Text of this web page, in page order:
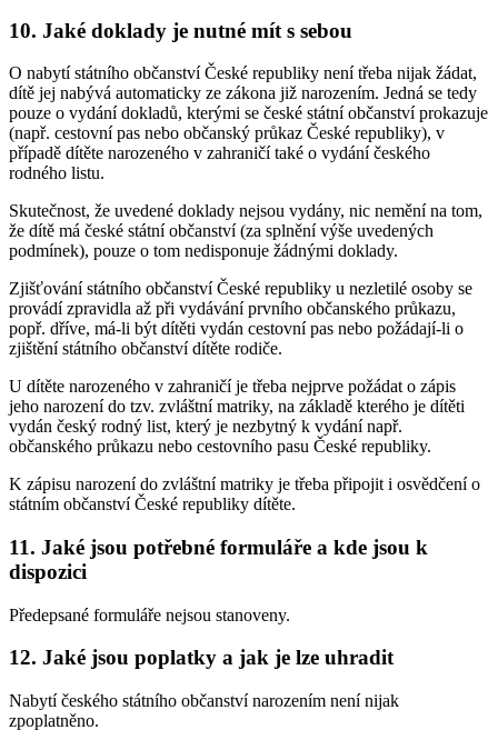
10. Jaké doklady je nutné mít s sebou
O nabytí státního občanství České republiky není třeba nijak žádat,
dítě jej nabývá automaticky ze zákona již narozením. Jedná se tedy
pouze o vydání dokladů, kterými se české státní občanství prokazuje
(např. cestovní pas nebo občanský průkaz České republiky), v
případě dítěte narozeného v zahraničí také o vydání českého
rodného listu.
Skutečnost, že uvedené doklady nejsou vydány, nic nemění na tom,
že dítě má české státní občanství (za splnění výše uvedených
podmínek), pouze o tom nedisponuje žádnými doklady.
Zjišťování státního občanství České republiky u nezletilé osoby se
provádí zpravidla až při vydávání prvního občanského průkazu,
popř. dříve, má-li být dítěti vydán cestovní pas nebo požádají-li o
zjištění státního občanství dítěte rodiče.
U dítěte narozeného v zahraničí je třeba nejprve požádat o zápis
jeho narození do tzv. zvláštní matriky, na základě kterého je dítěti
vydán český rodný list, který je nezbytný k vydání např.
občanského průkazu nebo cestovního pasu České republiky.
K zápisu narození do zvláštní matriky je třeba připojit i osvědčení o
státním občanství České republiky dítěte.
11. Jaké jsou potřebné formuláře a kde jsou k
dispozici
Předepsané formuláře nejsou stanoveny.
12. Jaké jsou poplatky a jak je lze uhradit
Nabytí českého státního občanství narozením není nijak
zpoplatněno.